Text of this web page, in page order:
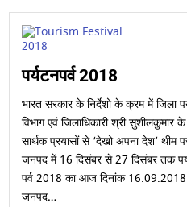
पर्यटनपर्व 2018
भारत सरकार के निर्देशो के क्रम में जिला
विभाग एवं जिलाधिकारी श्री सुशीलकुमार के
सार्थक प्रयासों से ‘देखो अपना देश’ थीम
जनपद में 16 दिसंबर से 27 दिसंबर तक
पर्व 2018 का आज दिनांक
जनपद…